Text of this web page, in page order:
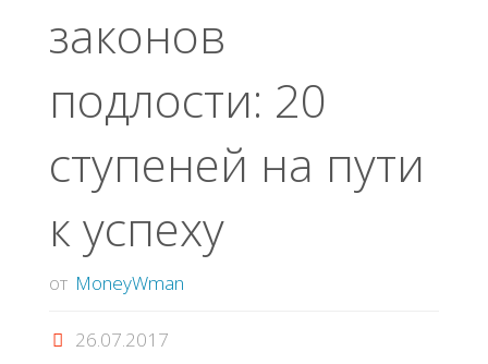
законов
подлости: 20
ступеней на пути
к успеху
от MoneyWman
26.07.2017